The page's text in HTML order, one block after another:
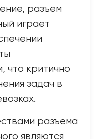
разъем
играет
что критично
задач в
разъема
являются